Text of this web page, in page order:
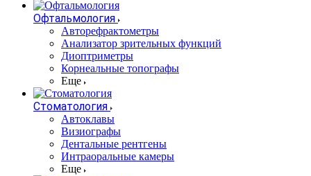
Офтальмология
Авторефрактометры
Анализатор зрительных функций
Диоптриметры
Корнеальные топографы
Еще
Стоматология
Автоклавы
Визиографы
Дентальные рентгены
Интраоральные камеры
Еще